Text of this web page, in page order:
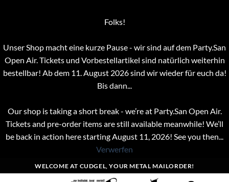
Folks!
Unser Shop macht eine kurze Pause - wir sind auf dem Party.San
Open Air. Tickets und Vorbestellartikel sind natürlich weiterhin
bestellbar! Ab dem 11. August 2026 sind wir wieder für euch da!
Bis dann...
Our shop is taking a short break - we’re at Party.San Open Air.
Tickets and pre-order items are still available meanwhile! We’ll
be back in action here starting August 11, 2026! See you then...
Verwerfen
Inhalt
WELCOME AT CUDGEL, YOUR METAL MAILORDER!